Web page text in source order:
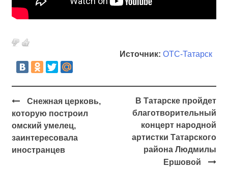
Источник: ОТС-Татарск
Снежная церковь,
которую построил
омский умелец,
заинтересовала
иностранцев
В Татарске пройдет
благотворительный
концерт народной
артистки Татарского
района Людмилы
Ершовой